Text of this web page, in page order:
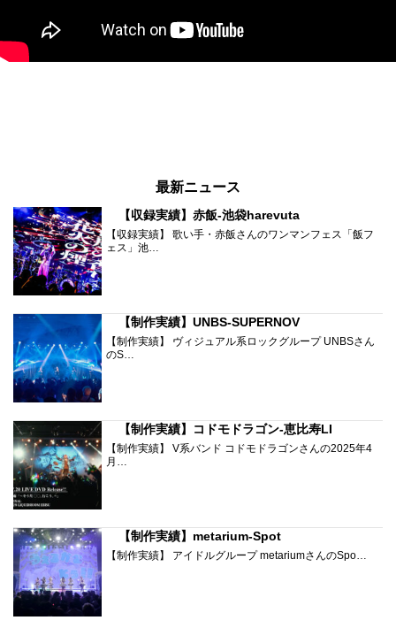
最新ニュース
【収録実績】赤飯-池袋harevuta
【収録実績】 歌い手・赤飯さんのワンマンフェス「飯フ
ェス」池…
【制作実績】UNBS-SUPERNOV
【制作実績】 ヴィジュアル系ロックグループ UNBSさん
のS…
【制作実績】コドモドラゴン-恵比寿LI
【制作実績】 V系バンド コドモドラゴンさんの2025年4
月…
【制作実績】metarium-Spot
【制作実績】 アイドルグループ metariumさんのSpo…